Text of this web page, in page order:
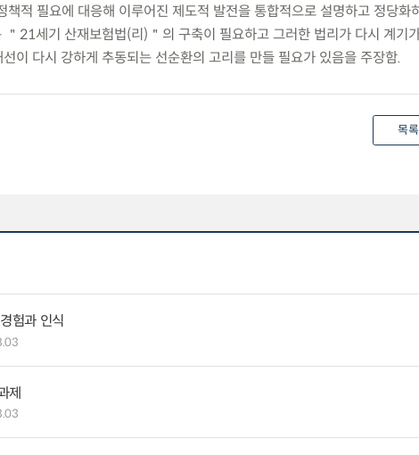
적 필요에 대응해 이루어진 제도적 발전을 통합적으로 설명하고 정당화
＂21세기 산재보험법(리)＂의 구축이 필요하고 그러한 법리가 다시 계기
이 다시 강하게 추동되는 선순환의 고리를 만들 필요가 있음을 주장함.
목
험과 인식
제